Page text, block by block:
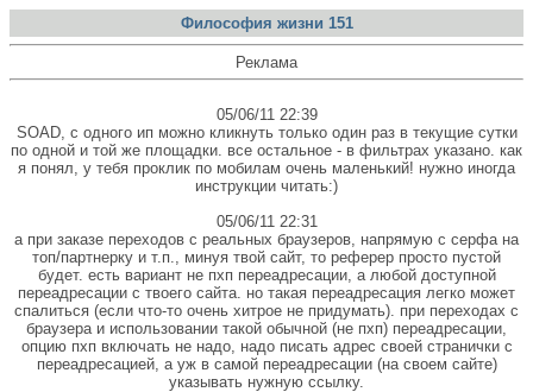
Философия жизни 151
Реклама
05/06/11 22:39
SOAD, с одного ип можно кликнуть только один раз в текущие сутки
по одной и той же площадки. все остальное - в фильтрах указано. как
я понял, у тебя проклик по мобилам очень маленький! нужно иногда
инструкции читать:)
05/06/11 22:31
а при заказе переходов с реальных браузеров, напрямую с серфа на
топ/партнерку и т.п., минуя твой сайт, то реферер просто пустой
будет. есть вариант не пхп переадресации, а любой доступной
переадресации с твоего сайта. но такая переадресация легко может
спалиться (если что-то очень хитрое не придумать). при переходах с
браузера и использовании такой обычной (не пхп) переадресации,
опцию пхп включать не надо, надо писать адрес своей странички с
переадресацией, а уж в самой переадресации (на своем сайте)
указывать нужную ссылку.